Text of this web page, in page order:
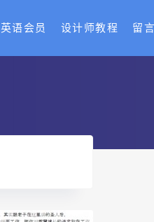
英语会员 设计师教程 留